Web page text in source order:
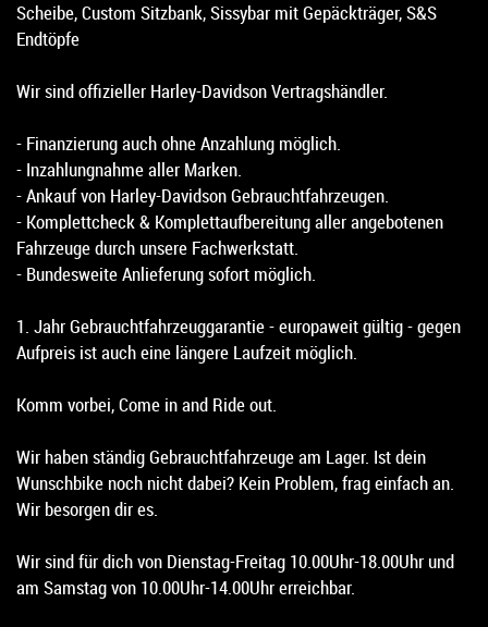
Scheibe, Custom Sitzbank, Sissybar mit Gepäckträger, S&S
Endtöpfe
Wir sind offizieller Harley-Davidson Vertragshändler.
- Finanzierung auch ohne Anzahlung möglich.
- Inzahlungnahme aller Marken.
- Ankauf von Harley-Davidson Gebrauchtfahrzeugen.
- Komplettcheck & Komplettaufbereitung aller angebotenen
Fahrzeuge durch unsere Fachwerkstatt.
- Bundesweite Anlieferung sofort möglich.
1. Jahr Gebrauchtfahrzeuggarantie - europaweit gültig - gegen
Aufpreis ist auch eine längere Laufzeit möglich.
Komm vorbei, Come in and Ride out.
Wir haben ständig Gebrauchtfahrzeuge am Lager. Ist dein
Wunschbike noch nicht dabei? Kein Problem, frag einfach an.
Wir besorgen dir es.
Wir sind für dich von Dienstag-Freitag 10.00Uhr-18.00Uhr und
am Samstag von 10.00Uhr-14.00Uhr erreichbar.